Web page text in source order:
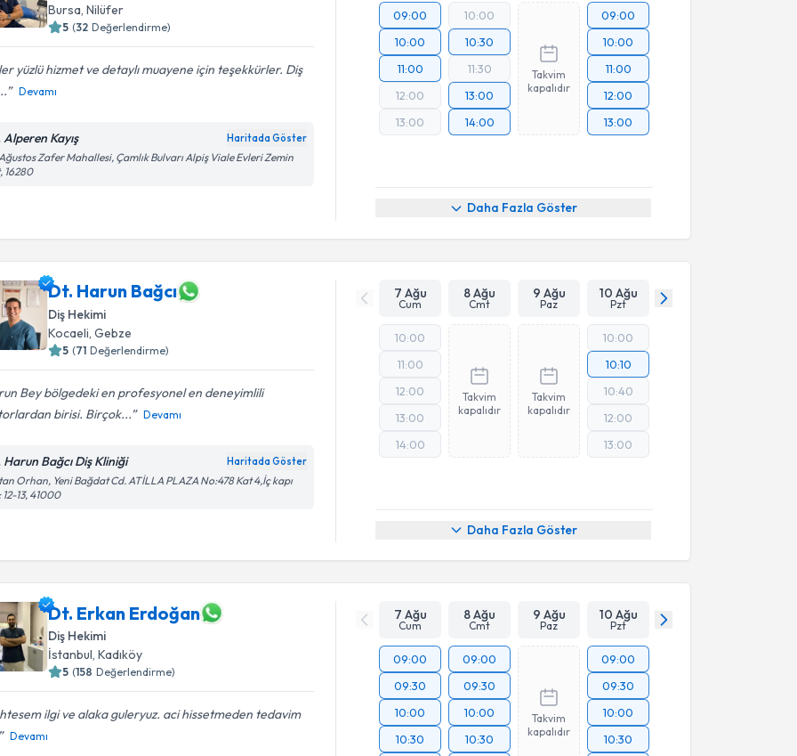
Bursa, Nilüfer
5 (32 Değerlendirme)
yüzlü hizmet ve detaylı muayene için teşekkürler. Diş
Devamı
Alperen Kayış Haritada Göster
Zafer Mahallesi, Çamlık Bulvarı Alpiş Viale Evleri Zemin
16280
09:00
10:00
11:00
12:00
13:00
10:00
10:30
11:30
13:00
14:00
Takvim
kapalıdır
09:00
10:00
11:00
12:00
13:00
Daha Fazla Göster
Dt. Harun Bağcı
Diş Hekimi
Kocaeli , Gebze
5 (71 Değerlendirme)
Bey bölgedeki en profesyonel en deneyimlili
birisi. Birçok...
Devamı
Harun Bağcı Diş Kliniği Haritada Göster
Orhan, Yeni Bağdat Cd. ATİLLA PLAZA No:478 Kat 4,İç kapı
12-13, 41000
7 Ağu
Cum
8 Ağu
Cmt
9 Ağu
Paz
10 Ağu
Pzt
10:00
11:00
12:00
13:00
14:00
Takvim
kapalıdır
Takvim
kapalıdır
10:00
10:10
10:40
12:00
13:00
Daha Fazla Göster
Dt. Erkan Erdoğan
Diş Hekimi
İstanbul, Kadıköy
5 (158 Değerlendirme)
ilgi ve alaka guleryuz. aci hissetmeden tedavim
Devamı
7 Ağu
Cum
8 Ağu
Cmt
9 Ağu
Paz
10 Ağu
Pzt
09:00
09:30
10:00
10:30
09:00
09:30
10:00
10:30
Takvim
kapalıdır
09:00
09:30
10:00
10:30